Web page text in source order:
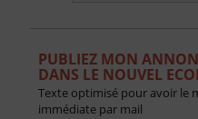
PUBLIEZ MON
DANS LE NOUVEL
Texte optimisé pour avoir le
immédiate par mail